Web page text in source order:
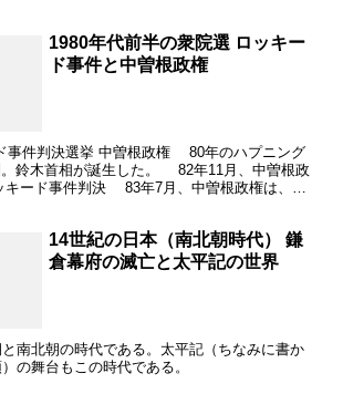
1980年代前半の衆院選 ロッキー
ド事件と中曽根政権
事件判決選挙 中曽根政権 80年のハプニング
鈴木首相が誕生した。 82年11月、中曽根政
キード事件判決 83年7月、中曽根政権は、高
14世紀の日本（南北朝時代） 鎌
倉幕府の滅亡と太平記の世界
南北朝の時代である。太平記（ちなみに書か
の舞台もこの時代である。